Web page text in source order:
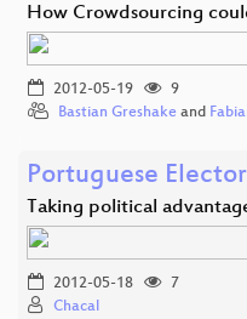
How Crowdsourcing
2012-05-19
9
Bastian Greshake and
Portuguese
Taking political
2012-05-18
7
Chacal